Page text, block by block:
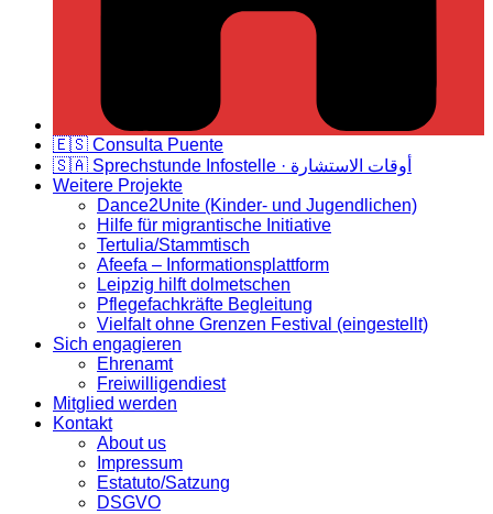
🇪🇸 Consulta Puente
🇸🇦 Sprechstunde Infostelle · أوقات الاستشارة
Weitere Projekte
Dance2Unite (Kinder- und Jugendlichen)
Hilfe für migrantische Initiative
Tertulia/Stammtisch
Afeefa – Informationsplattform
Leipzig hilft dolmetschen
Pflegefachkräfte Begleitung
Vielfalt ohne Grenzen Festival (eingestellt)
Sich engagieren
Ehrenamt
Freiwilligendiest
Mitglied werden
Kontakt
About us
Impressum
Estatuto/Satzung
DSGVO